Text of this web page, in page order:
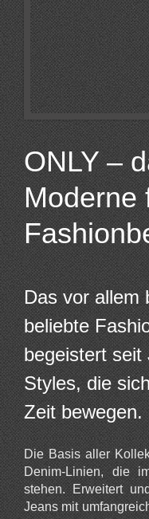
ONLY –
Moderne
Das vor allem
beliebte
begeistert seit
Styles, die
Zeit bewegen.
Die Basis aller
Denim-Linien, die
stehen. Erweitert
Jeans mit